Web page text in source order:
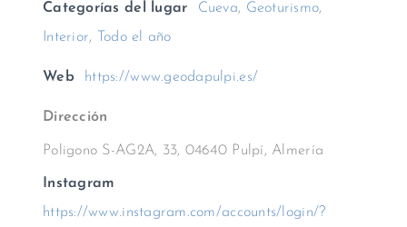
Categorías del lugar Cueva, Geoturismo,
Interior, Todo el año
Web https://www.geodapulpi.es/
Dirección
Poligono S-AG2A, 33, 04640 Pulpí, Almería
Instagram
https://www.instagram.com/accounts/login/?